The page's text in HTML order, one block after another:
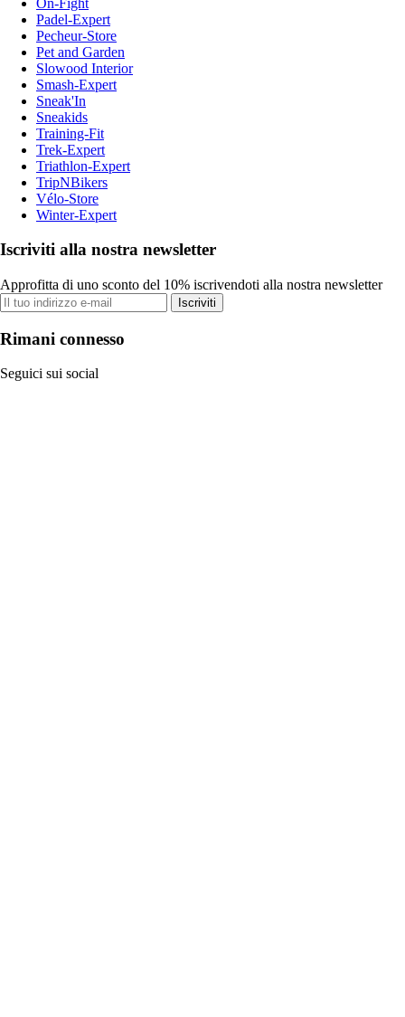
Padel-Expert
Pecheur-Store
Pet and Garden
Slowood Interior
Smash-Expert
Sneak'In
Sneakids
Training-Fit
Trek-Expert
Triathlon-Expert
TripNBikers
Vélo-Store
Winter-Expert
Iscriviti alla nostra newsletter
Approfitta di uno sconto del 10% iscrivendoti alla nostra newsletter
Iscriviti
Rimani connesso
Seguici sui social